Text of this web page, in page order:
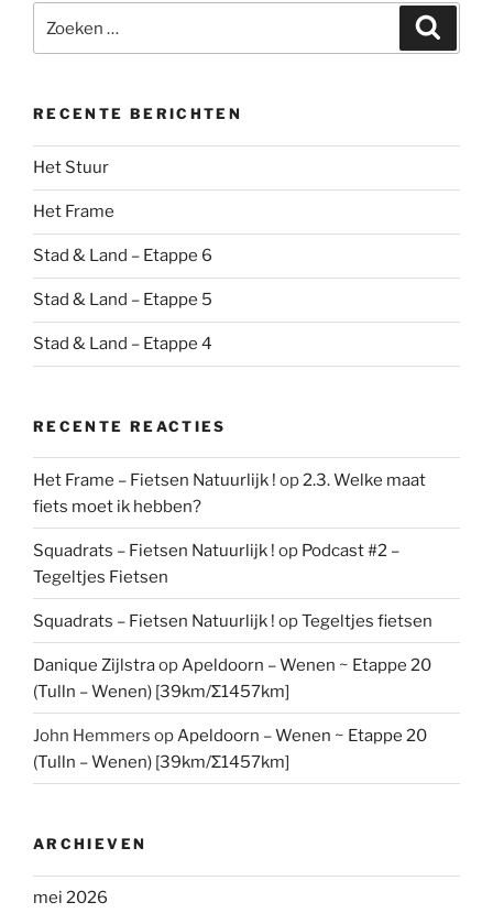
naar:
RECENTE BERICHTEN
Het Stuur
Het Frame
Stad & Land – Etappe 6
Stad & Land – Etappe 5
Stad & Land – Etappe 4
RECENTE REACTIES
Het Frame – Fietsen Natuurlijk ! op2.3. Welke maat
fiets moet ik hebben?
Squadrats – Fietsen Natuurlijk ! op Podcast #2 –
Tegeltjes Fietsen
Squadrats – Fietsen Natuurlijk ! opTegeltjes fietsen
Danique ZijlstraopApeldoorn – Wenen ~ Etappe 20
(Tulln – Wenen) [39km/Σ1457km]
John Hemmers opApeldoorn – Wenen ~ Etappe 20
(Tulln – Wenen) [39km/Σ1457km]
ARCHIEVEN
mei 2026